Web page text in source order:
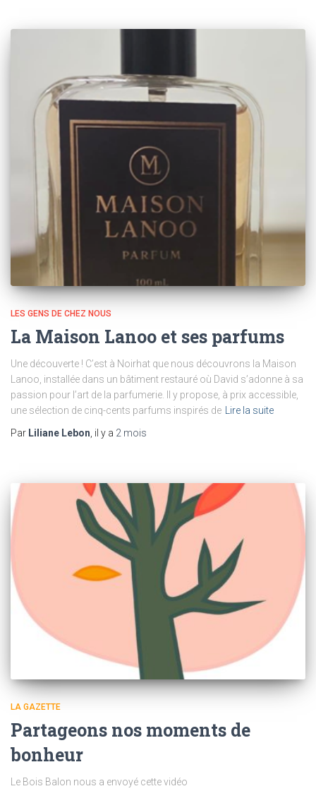
LES GENS DE CHEZ NOUS
La Maison Lanoo et ses parfums
Une découverte ! C’est à Noirhat que nous découvrons la Maison
Lanoo, installée dans un bâtiment restauré où David s’adonne à sa
passion pour l’art de la parfumerie. Il y propose, à prix accessible,
une sélection de cinq-cents parfums inspirés de
Lire la suite
Par Liliane Lebon , il y a 2 mois
LA GAZETTE
Partageons nos moments de
bonheur
Le Bois Balon nous a envoyé cette vidéo